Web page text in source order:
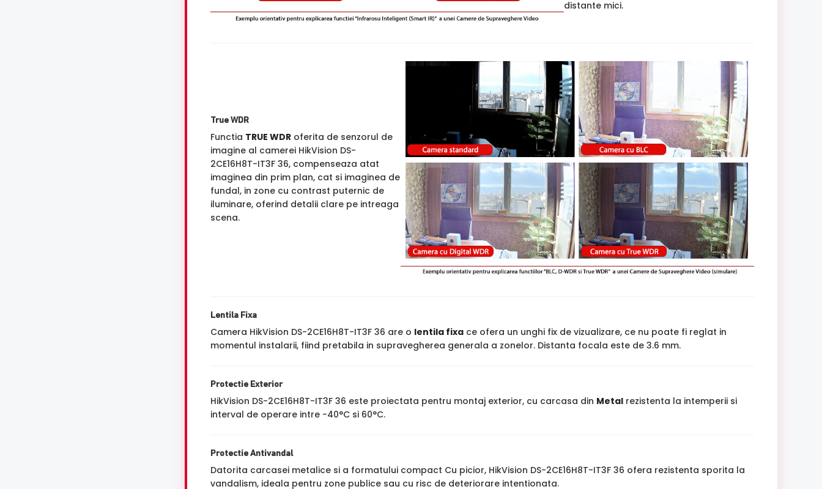
distante mici.
True WDR
Functia TRUE WDR oferita de senzorul de
imagine al camerei HikVision DS-
2CE16H8T-IT3F 36, compenseaza atat
imaginea din prim plan, cat si imaginea de
fundal, in zone cu contrast puternic de
iluminare, oferind detalii clare pe intreaga
scena.
Lentila Fixa
Camera HikVision DS-2CE16H8T-IT3F 36 are o lentila fixa ce ofera un unghi fix de vizualizare, ce nu poate fi reglat in
momentul instalarii, fiind pretabila in supravegherea generala a zonelor. Distanta focala este de 3.6 mm.
Protectie Exterior
HikVision DS-2CE16H8T-IT3F 36 este proiectata pentru montaj exterior, cu carcasa din Metal rezistenta la intemperii si
interval de operare intre -40°C si 60°C.
Protectie Antivandal
Datorita carcasei metalice si a formatului compact Cu picior, HikVision DS-2CE16H8T-IT3F 36 ofera rezistenta sporita la
vandalism, ideala pentru zone publice sau cu risc de deteriorare intentionata.